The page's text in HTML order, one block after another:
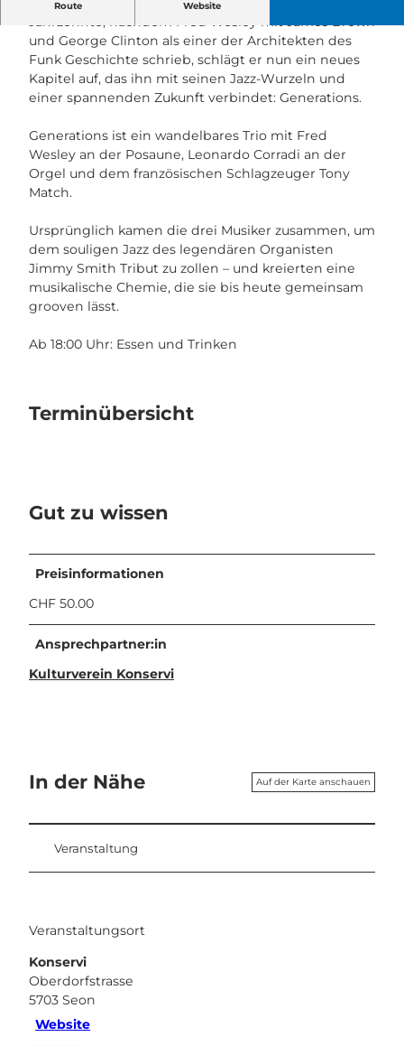
Route Website
Jahrzehnte, nachdem Fred Wesley mit James Brown
und George Clinton als einer der Architekten des
Funk Geschichte schrieb, schlägt er nun ein neues
Kapitel auf, das ihn mit seinen Jazz-Wurzeln und
einer spannenden Zukunft verbindet: Generations.
Generations ist ein wandelbares Trio mit Fred
Wesley an der Posaune, Leonardo Corradi an der
Orgel und dem französischen Schlagzeuger Tony
Match.
Ursprünglich kamen die drei Musiker zusammen, um
dem souligen Jazz des legendären Organisten
Jimmy Smith Tribut zu zollen – und kreierten eine
musikalische Chemie, die sie bis heute gemeinsam
grooven lässt.
Ab 18:00 Uhr: Essen und Trinken
Terminübersicht
Gut zu wissen
Preisinformationen
CHF 50.00
Ansprechpartner:in
Kulturverein Konservi
In der Nähe Auf der Karte anschauen
Veranstaltung
Veranstaltungsort
Konservi
Oberdorfstrasse
5703 Seon
Website